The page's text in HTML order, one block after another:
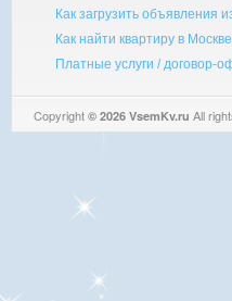
Как загрузить объявления
Как найти квартиру в Москве
Платные услуги / договор-
Copyright © 2026 VsemKv.ru All